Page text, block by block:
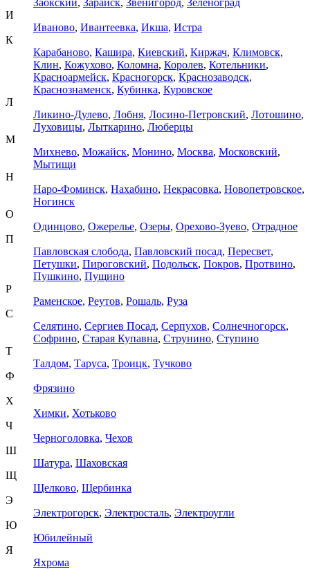
И
Иваново, Ивантеевка, Икша, Истра
К
Карабаново, Кашира, Киевский, Киржач, Климовск,
Клин, Кожухово, Коломна, Королев, Котельники,
Красноармейск, Красногорск, Краснозаводск,
Краснознаменск, Кубинка, Куровское
Л
Ликино-Дулево, Лобня, Лосино-Петровский, Лотошино,
Луховицы, Лыткарино, Люберцы
М
Михнево, Можайск, Монино, Москва, Московский,
Мытищи
Н
Наро-Фоминск, Нахабино, Некрасовка, Новопетровское,
Ногинск
О
Одинцово, Ожерелье, Озеры, Орехово-Зуево, Отрадное
П
Павловская слобода, Павловский посад, Пересвет,
Петушки, Пироговский, Подольск, Покров, Протвино,
Пушкино, Пущино
Р
Раменское, Реутов, Рошаль, Руза
С
Селятино, Сергиев Посад, Серпухов, Солнечногорск,
Софрино, Старая Купавна, Струнино, Ступино
Т
Талдом, Таруса, Троицк, Тучково
Ф
Фрязино
Х
Химки, Хотьково
Ч
Черноголовка, Чехов
Ш
Шатура, Шаховская
Щ
Щелково, Щербинка
Э
Электрогорск, Электросталь, Электроугли
Ю
Юбилейный
Я
Яхрома